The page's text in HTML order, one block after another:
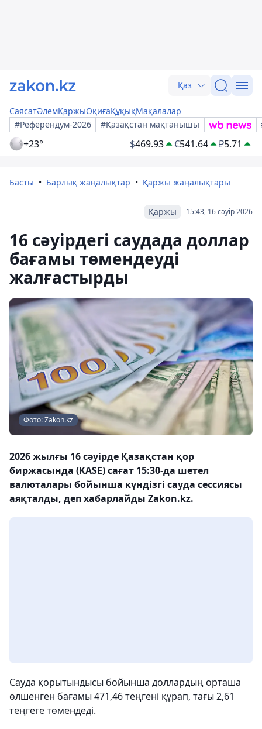
Қаз
СаясатӘлемҚаржыОқиғаҚұқықМақалалар
#Референдум-2026
#Қазақстан мақтанышы
+23° $469.93 €541.64 ₽5.71
Басты Барлық жаңалықтар Қаржы жаңалықтары
15:43, 16 сәуір 2026
Қаржы
16 сәуірдегі саудада доллар
бағамы төмендеуді
жалғастырды
Фото: Zakon.kz
2026 жылғы 16 сәуірде Қазақстан қор
биржасында (KASE) сағат 15:30-да шетел
валюталары бойынша күндізгі сауда сессиясы
аяқталды, деп хабарлайды Zakon.kz.
Сауда қорытындысы бойынша доллардың орташа
өлшенген бағамы 471,46 теңгені құрап, тағы 2,61
теңгеге төмендеді.